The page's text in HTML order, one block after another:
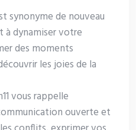
synonyme de nouveau
dynamiser votre
des moments
les joies de la
vous rappelle
ouverte et